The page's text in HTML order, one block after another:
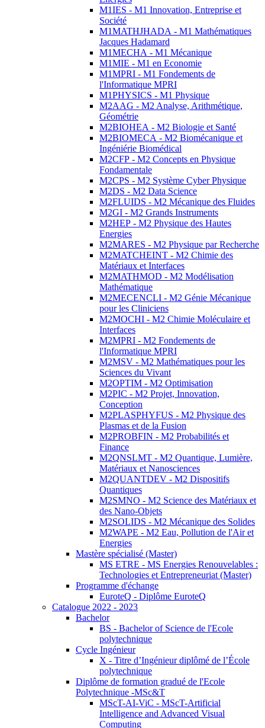
M1IES - M1 Innovation, Entreprise et
Société
M1MATHJHADA - M1 Mathématiques
Jacques Hadamard
M1MECHA - M1 Mécanique
M1MIE - M1 en Economie
M1MPRI - M1 Fondements de
l'Informatique MPRI
M1PHYSICS - M1 Physique
M2AAG - M2 Analyse, Arithmétique,
Géométrie
M2BIOHEA - M2 Biologie et Santé
M2BIOMECA - M2 Biomécanique et
Ingéniérie Biomédical
M2CFP - M2 Concepts en Physique
Fondamentale
M2CPS - M2 Système Cyber Physique
M2DS - M2 Data Science
M2FLUIDS - M2 Mécanique des Fluides
M2GI - M2 Grands Instruments
M2HEP - M2 Physique des Hautes
Energies
M2MARES - M2 Physique par Recherche
M2MATCHEINT - M2 Chimie des
Matériaux et Interfaces
M2MATHMOD - M2 Modélisation
Mathématique
M2MECENCLI - M2 Génie Mécanique
pour les Cliniciens
M2MOCHI - M2 Chimie Moléculaire et
Interfaces
M2MPRI - M2 Fondements de
l'Informatique MPRI
M2MSV - M2 Mathématiques pour les
Sciences du Vivant
M2OPTIM - M2 Optimisation
M2PIC - M2 Projet, Innovation,
Conception
M2PLASPHYFUS - M2 Physique des
Plasmas et de la Fusion
M2PROBFIN - M2 Probabilités et
Finance
M2QNSLMT - M2 Quantique, Lumière,
Matériaux et Nanosciences
M2QUANTDEV - M2 Dispositifs
Quantiques
M2SMNO - M2 Science des Matériaux et
des Nano-Objets
M2SOLIDS - M2 Mécanique des Solides
M2WAPE - M2 Eau, Pollution de l'Air et
Energies
Mastère spécialisé (Master)
MS ETRE - MS Energies Renouvelables :
Technologies et Entrepreneuriat (Master)
Programme d'échange
EuroteQ - Diplôme EuroteQ
Catalogue 2022 - 2023
Bachelor
BS - Bachelor of Science de l'Ecole
polytechnique
Cycle Ingénieur
X - Titre d’Ingénieur diplômé de l’École
polytechnique
Diplôme de formation gradué de l'Ecole
Polytechnique -MSc&T
MScT-AI-ViC - MScT-Artificial
Intelligence and Advanced Visual
Computing